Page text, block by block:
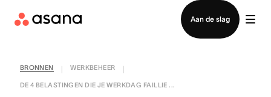
Aan de slag
Contact opnemen met verkoop
BRONNEN WERKBEHEER
DE 4 BELASTINGEN DIE JE WERKDAG FAILLIE ...